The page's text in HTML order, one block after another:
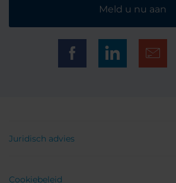
Meld u nu aan
Juridisch advies
Cookiebeleid